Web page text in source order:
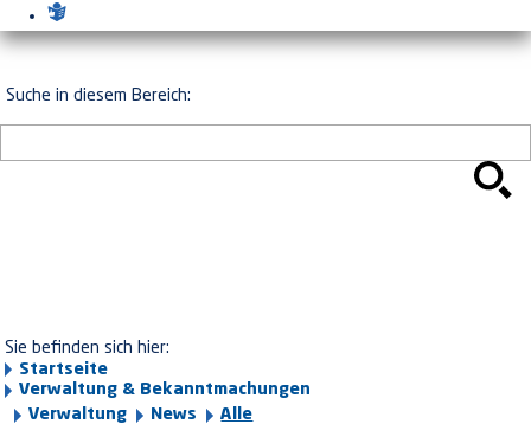
Suche in diesem Bereich:
Sie befinden sich hier:
Startseite
Verwaltung & Bekanntmachungen
Verwaltung
News Alle